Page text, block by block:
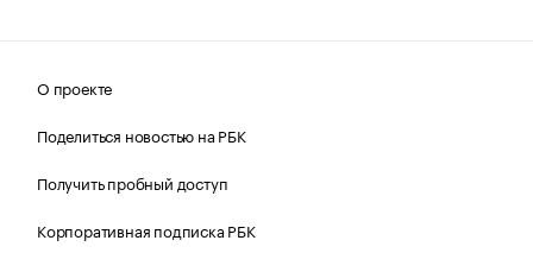
О проекте
Поделиться новостью на РБК
Получить пробный доступ
Корпоративная подписка РБК